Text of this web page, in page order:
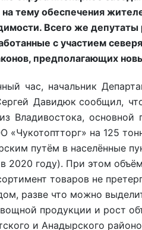
на тему обеспечения
Всего же депутаты
с участием
предполагающих
час, начальник
Давидюк сообщил,
Владивостока, основной
«Чукотоптторг» на 125
путём в населённые
2020 году). При этом
товаров не
разве что можно
продукции и рост
и Анадырского